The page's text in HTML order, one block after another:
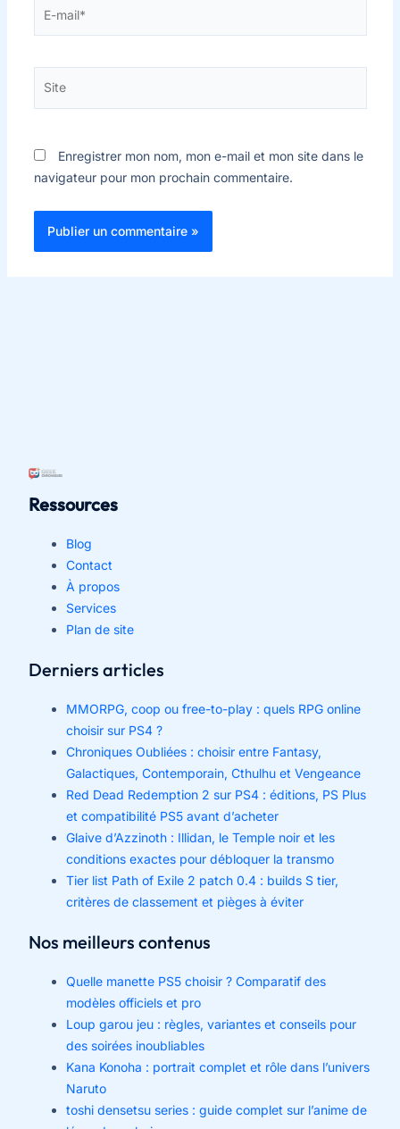
mail*
Enregistrer mon nom, mon e-mail et mon site dans le
navigateur pour mon prochain commentaire.
Ressources
Blog
Contact
À propos
Services
Plan de site
Derniers articles
MMORPG, coop ou free-to-play : quels RPG online
choisir sur PS4 ?
Chroniques Oubliées : choisir entre Fantasy,
Galactiques, Contemporain, Cthulhu et Vengeance
Red Dead Redemption 2 sur PS4 : éditions, PS Plus
et compatibilité PS5 avant d’acheter
Glaive d’Azzinoth : Illidan, le Temple noir et les
conditions exactes pour débloquer la transmo
Tier list Path of Exile 2 patch 0.4 : builds S tier,
critères de classement et pièges à éviter
Nos meilleurs contenus
Quelle manette PS5 choisir ? Comparatif des
modèles officiels et pro
Loup garou jeu : règles, variantes et conseils pour
des soirées inoubliables
Kana Konoha : portrait complet et rôle dans l’univers
Naruto
toshi densetsu series : guide complet sur l’anime de